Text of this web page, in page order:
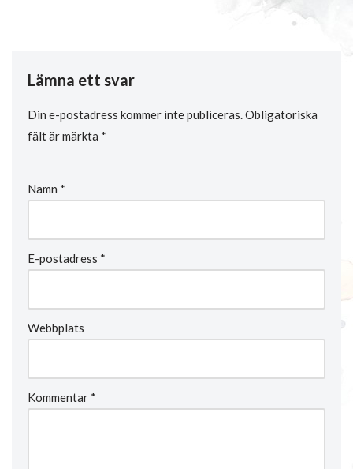
Lämna ett svar
Din e-postadress kommer inte publiceras.Obligatoriska
fält är märkta *
Namn *
E-postadress *
Webbplats
Kommentar *